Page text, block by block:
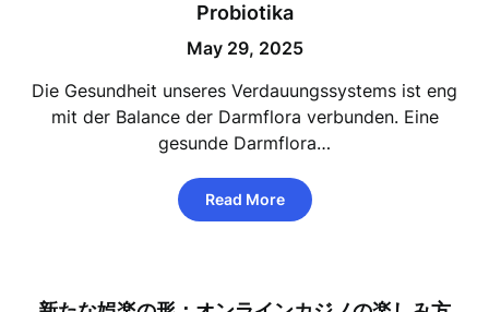
Probiotika
May 29, 2025
Die Gesundheit unseres Verdauungssystems ist eng
mit der Balance der Darmflora verbunden. Eine
gesunde Darmflora…
Read More